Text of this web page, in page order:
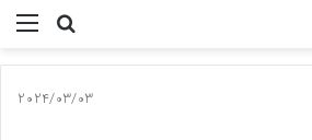
جستجو
2024/03/03